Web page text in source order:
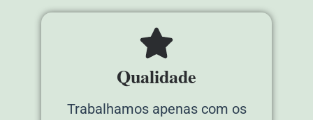
Qualidade
Trabalhamos apenas com os